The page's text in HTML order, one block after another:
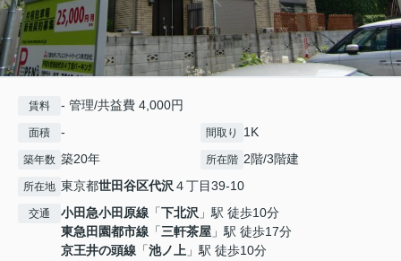
賃料 - 管理/共益費 4,000円
面積 - 間取り 1K
築年数 築20年 所在階 2階/3階建
所在地 東京都世田谷区代沢 ４丁目39-10
交通 小田急小田原線 「下北沢 」駅 徒歩10分
東急田園都市線 「三軒茶屋 」駅 徒歩17分
京王井の頭線 「池ノ上 」駅 徒歩10分